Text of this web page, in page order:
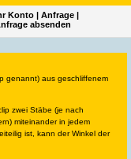
Konto |Anfrage |
absenden
genannt) aus geschliffenem
zwei Stäbe (je nach
miteinander in jedem
ist, kann der Winkel der